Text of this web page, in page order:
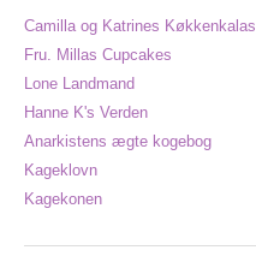
Camilla og Katrines Køkkenkalas
Fru. Millas Cupcakes
Lone Landmand
Hanne K's Verden
Anarkistens ægte kogebog
Kageklovn
Kagekonen